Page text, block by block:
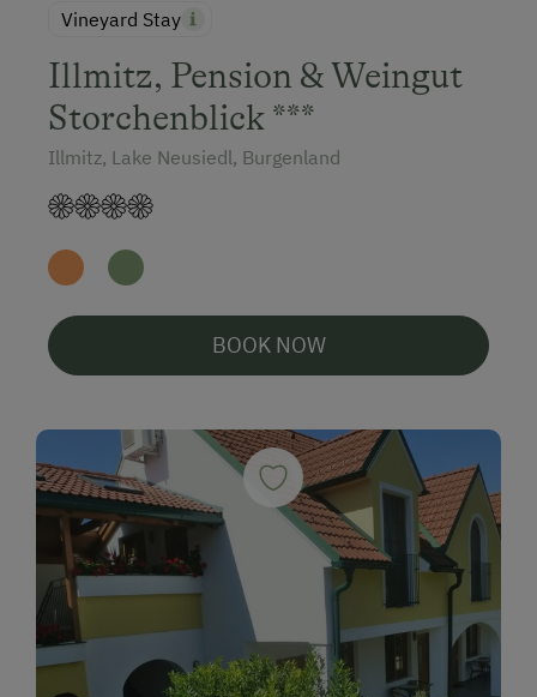
Vineyard Stay
Illmitz, Pension & Weingut
Storchenblick ***
Illmitz, Lake Neusiedl, Burgenland
BOOK NOW